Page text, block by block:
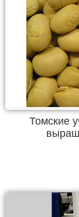
Томские